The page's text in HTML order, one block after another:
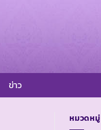
ข่าว
หมวดหมู่